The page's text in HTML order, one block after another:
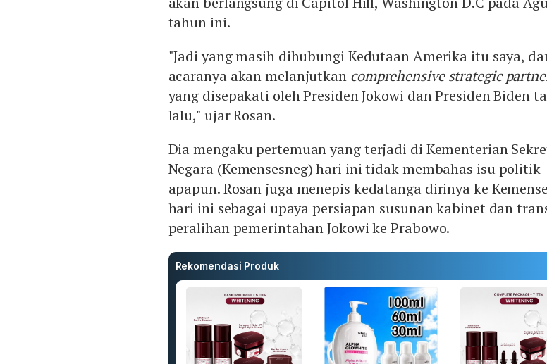
tahun ini.
"Jadi yang masih dihubungi Kedutaan Amerika itu saya,
acaranya akan melanjutkan comprehensive strategic
yang disepakati oleh Presiden Jokowi dan Presiden Biden
lalu," ujar Rosan.
Dia mengaku pertemuan yang terjadi di Kementerian
Negara (Kemensesneg) hari ini tidak membahas isu politik
apapun. Rosan juga menepis kedatanga dirinya ke
hari ini sebagai upaya persiapan susunan kabinet dan
peralihan pemerintahan Jokowi ke Prabowo.
Rekomendasi Produk